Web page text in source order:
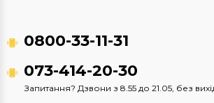
0800-33-11-31
073-414-20-30
Запитання? Дзвони з 8.55 до 21.05, без